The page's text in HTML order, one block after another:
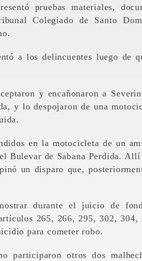
pruebas materiales,
Colegiado de Santo
a los delincuentes luego de
y encañonaron a
y lo despojaron de una
en la motocicleta de un
Bulevar de Sabana Perdida.
un disparo que,
durante el juicio de
265, 266, 295, 302, 304,
para cometer robo.
participaron otros dos